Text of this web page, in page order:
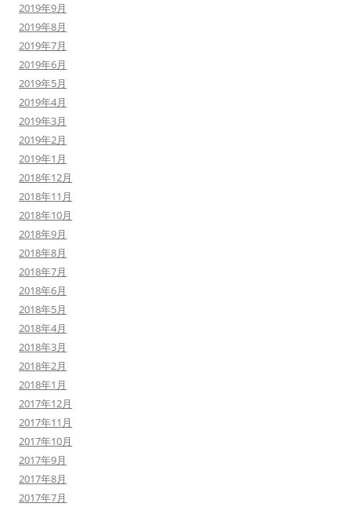
2019年9月
2019年8月
2019年7月
2019年6月
2019年5月
2019年4月
2019年3月
2019年2月
2019年1月
2018年12月
2018年11月
2018年10月
2018年9月
2018年8月
2018年7月
2018年6月
2018年5月
2018年4月
2018年3月
2018年2月
2018年1月
2017年12月
2017年11月
2017年10月
2017年9月
2017年8月
2017年7月